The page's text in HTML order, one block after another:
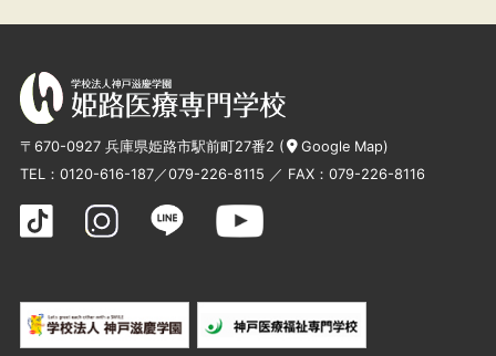
〒670-0927 兵庫県姫路市駅前町27番2 ( Google Map)
TEL： 0120-616-187／079-226-8115 ／ FAX：079-226-8116